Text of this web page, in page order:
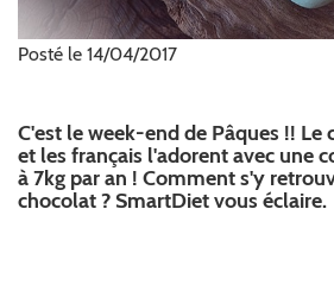
Posté le 14/04/2017
C'est le week-end de Pâques !!
et les français l'adorent avec une
à 7kg par an ! Comment s'y
chocolat ? SmartDiet vous éclaire.